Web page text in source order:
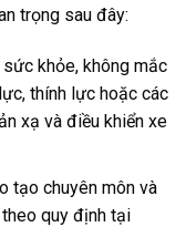
trọng sau đây:
khỏe, không mắc
thính lực hoặc các
xạ và điều khiển xe
tạo chuyên môn và
quy định tại